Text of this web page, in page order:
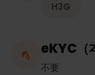
H3G
eKYC（
不要